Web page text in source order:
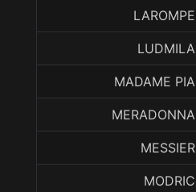
LAROMPE
LUDMILA
MADAME PIA
MERADONNA
MESSIER
MODRIC